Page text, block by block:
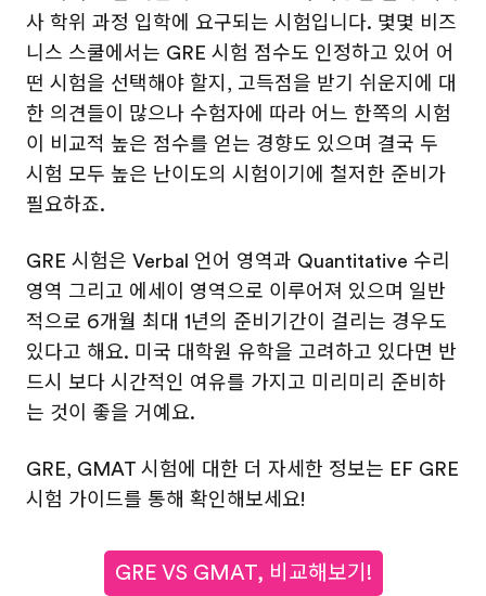
사 학위 과정 입학에 요구되는 시험입니다. 몇몇 비즈
니스 스쿨에서는 GRE 시험 점수도 인정하고 있어 어
떤 시험을 선택해야 할지, 고득점을 받기 쉬운지에 대
한 의견들이 많으나 수험자에 따라 어느 한쪽의 시험
이 비교적 높은 점수를 얻는 경향도 있으며 결국 두
시험 모두 높은 난이도의 시험이기에 철저한 준비가
필요하죠.
GRE 시험은 Verbal 언어 영역과 Quantitative 수리
영역 그리고 에세이 영역으로 이루어져 있으며 일반
적으로 6개월 최대 1년의 준비기간이 걸리는 경우도
있다고 해요. 미국 대학원 유학을 고려하고 있다면 반
드시 보다 시간적인 여유를 가지고 미리미리 준비하
는 것이 좋을 거예요.
GRE, GMAT 시험에 대한 더 자세한 정보는 EF GRE
시험 가이드를 통해 확인해보세요!
GRE VS GMAT, 비교해보기!